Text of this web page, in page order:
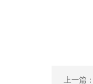
上一篇